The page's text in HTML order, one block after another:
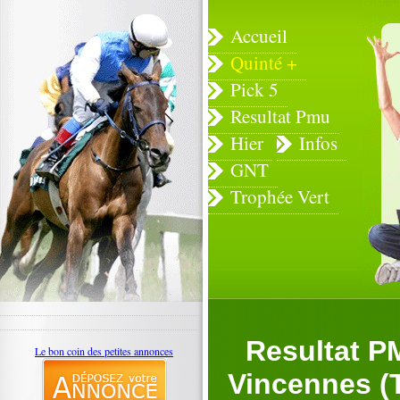
Accueil
Quinté +
Pick 5
Resultat Pmu
Hier
Infos
GNT
Trophée Vert
Resultat
Vincennes
Le bon coin des petites annonces